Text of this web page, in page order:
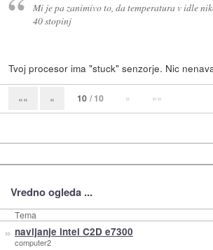
Mi je pa zanimivo to, da temperatura v idle
40 stopinj
Tvoj procesor ima "stuck" senzorje. Nic
«« « 10 / 10 » »»
Vredno ogleda ...
Tema
» navijanje intel C2D e7300
computer2